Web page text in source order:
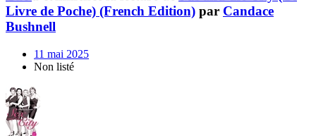
Livre de Poche) (French Edition) par Candace
Bushnell
11 mai 2025
Non listé